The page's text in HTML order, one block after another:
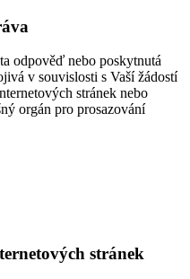
odpověď nebo poskytnutá
v souvislosti s Vaší žádostí
stránek nebo
orgán pro prosazování
stránek